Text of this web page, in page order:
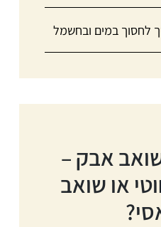
לחסוך במים ובחשמל
אבק –
או שואב